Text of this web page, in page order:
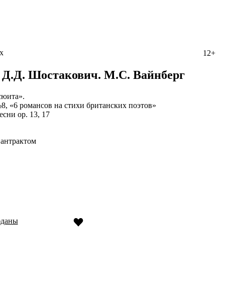
12+
Шостакович. М.С. Вайнберг
«6 романсов на стихи британских поэтов»
op. 13, 17